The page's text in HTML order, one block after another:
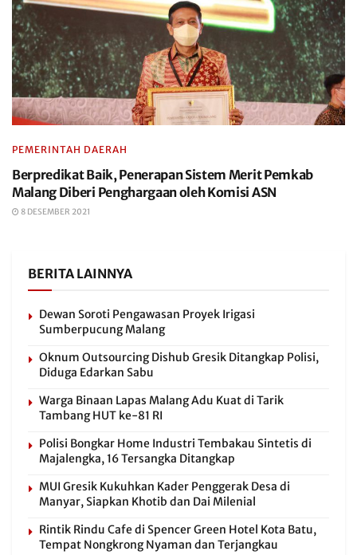
PEMERINTAH DAERAH
Berpredikat Baik, Penerapan Sistem Merit Pemkab
Malang Diberi Penghargaan oleh Komisi ASN
8 DESEMBER 2021
BERITA LAINNYA
Dewan Soroti Pengawasan Proyek Irigasi
Sumberpucung Malang
Oknum Outsourcing Dishub Gresik Ditangkap Polisi,
Diduga Edarkan Sabu
Warga Binaan Lapas Malang Adu Kuat di Tarik
Tambang HUT ke-81 RI
Polisi Bongkar Home Industri Tembakau Sintetis di
Majalengka, 16 Tersangka Ditangkap
MUI Gresik Kukuhkan Kader Penggerak Desa di
Manyar, Siapkan Khotib dan Dai Milenial
Rintik Rindu Cafe di Spencer Green Hotel Kota Batu,
Tempat Nongkrong Nyaman dan Terjangkau